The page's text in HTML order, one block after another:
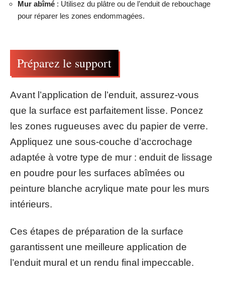
Mur abîmé : Utilisez du plâtre ou de l’enduit de rebouchage
pour réparer les zones endommagées.
Préparez le support
Avant l’application de l’enduit, assurez-vous
que la surface est parfaitement lisse. Poncez
les zones rugueuses avec du papier de verre.
Appliquez une sous-couche d’accrochage
adaptée à votre type de mur : enduit de lissage
en poudre pour les surfaces abîmées ou
peinture blanche acrylique mate pour les murs
intérieurs.
Ces étapes de préparation de la surface
garantissent une meilleure application de
l’enduit mural et un rendu final impeccable.